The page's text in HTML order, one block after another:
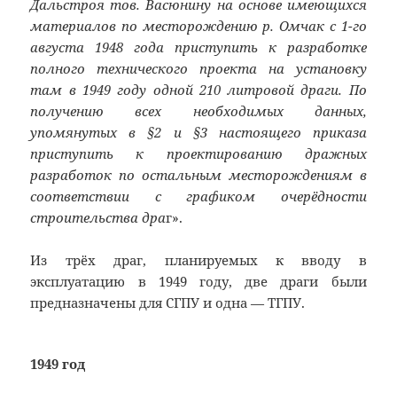
Дальстроя тов. Васюнину на основе имеющихся
материалов по месторождению р. Омчак с 1-го
августа 1948 года приступить к разработке
полного технического проекта на установку
там в 1949 году одной 210 литровой драги. По
получению всех необходимых данных,
упомянутых в §2 и §3 настоящего приказа
приступить к проектированию дражных
разработок по остальным месторождениям в
соответствии с графиком очерёдности
строительства драг».
Из трёх драг, планируемых к вводу в
эксплуатацию в 1949 году, две драги были
предназначены для СГПУ и одна — ТГПУ.
1949 год